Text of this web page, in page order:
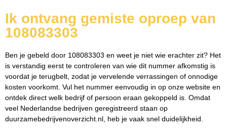
Ik ontvang gemiste oproep van
108083303
Ben je gebeld door 108083303 en weet je niet wie erachter zit? Het
is verstandig eerst te controleren van wie dit nummer afkomstig is
voordat je terugbelt, zodat je vervelende verrassingen of onnodige
kosten voorkomt. Vul het nummer eenvoudig in op onze website en
ontdek direct welk bedrijf of persoon eraan gekoppeld is. Omdat
veel Nederlandse bedrijven geregistreerd staan op
duurzamebedrijvenoverzicht.nl, heb je vaak snel duidelijkheid.